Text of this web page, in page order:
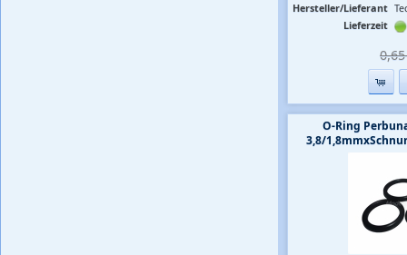
Hersteller/Lieferant
Lieferzeit
0,65
O-Ring
3,8/